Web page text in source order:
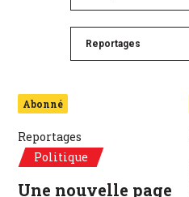
Reportages
Abonné
Reportages
Politique
Une nouvelle page